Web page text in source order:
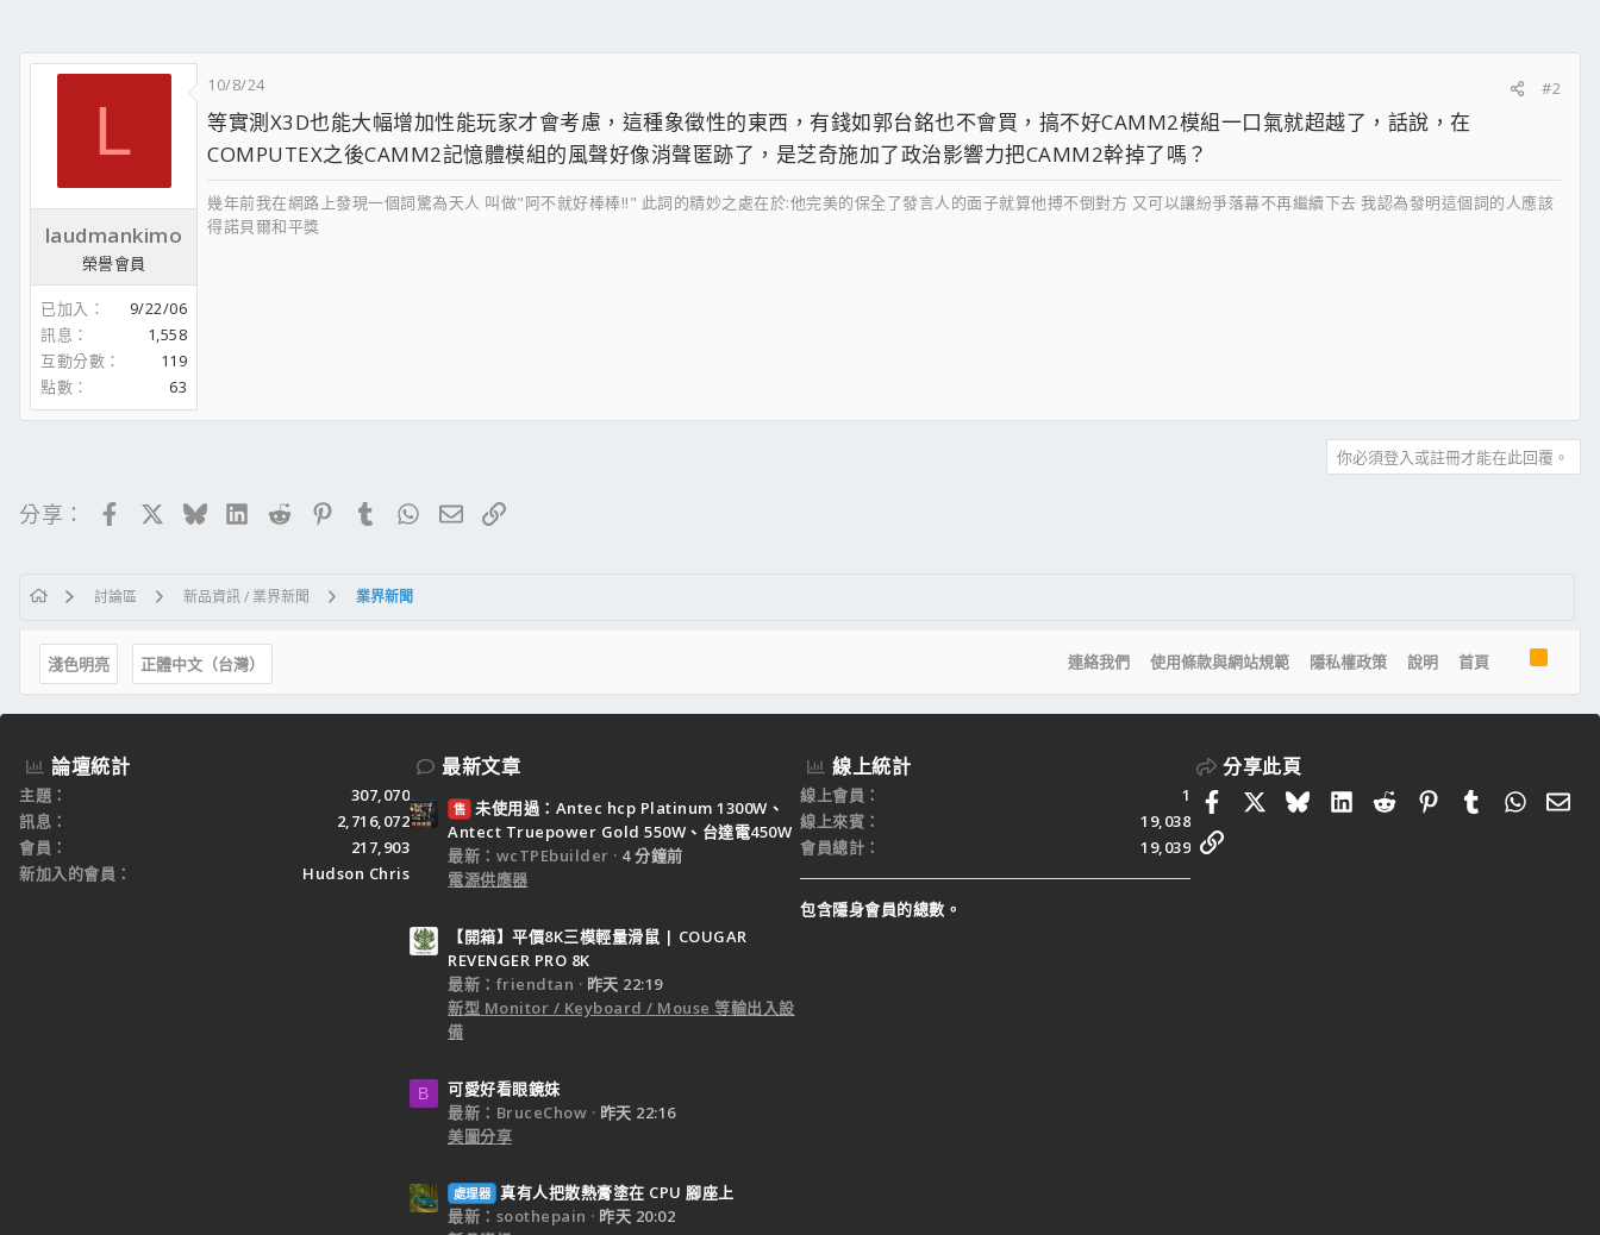
L
laudmankimo
榮譽會員
已加入
9/22/06
訊息
1,558
互動分數
119
點數
63
10/8/24 #2
等實測X3D也能大幅增加性能玩家才會考慮，這種象徵性的東西，有錢如郭台銘也不會買，搞不好CAMM2模組一口氣就超越了，話說，在
COMPUTEX之後CAMM2記憶體模組的風聲好像消聲匿跡了，是芝奇施加了政治影響力把CAMM2幹掉了嗎？
幾年前我在網路上發現一個詞驚為天人 叫做"阿不就好棒棒!!" 此詞的精妙之處在於:他完美的保全了發言人的面子就算他搏不倒對方 又可以讓紛爭落幕不再繼續下去 我認為發明這個詞的人應該
得諾貝爾和平獎
你必須登入或註冊才能在此回覆。
分享： FacebookBlueskyLinkedIn
RedditPinterestTumblrWhatsApp
電子郵件
連結
討論區 新品資訊 / 業界新聞 業界新聞
淺色明亮 正體中文（台灣） 連絡我們 使用條款與網站規範 隱私權政策 說明 首頁
論壇統計
主題
307,070
訊息
2,716,072
會員
217,903
新加入的會員
Hudson Chris
最新文章
售 未使用過：Antec hcp Platinum 1300W、
Antect Truepower Gold 550W、台達電450W
最新：wcTPEbuilder
4 分鐘前
電源供應器
【開箱】平價8K三模輕量滑鼠 | COUGAR
REVENGER PRO 8K
最新：friendtan
昨天 22:19
新型 Monitor / Keyboard / Mouse 等輸出入設
備
B
可愛好看眼鏡妹
最新：BruceChow
昨天 22:16
美圖分享
處理器 真有人把散熱膏塗在 CPU 腳座上
最新：soothepain
昨天 20:02
線上統計
線上會員
1
線上來賓
19,038
會員總計
19,039
包含隱身會員的總數。
分享此頁
FacebookBlueskyLinkedIn
RedditPinterestTumblr 電
連結